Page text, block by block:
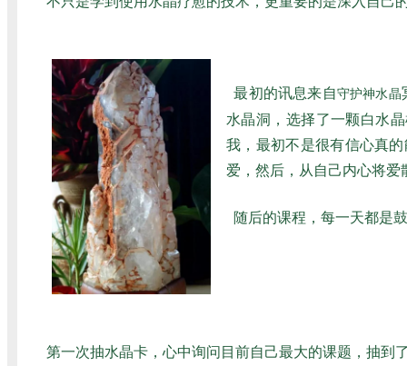
最初的讯息来自守护神水晶
水晶洞，选择了一颗白水
我，最初不是很有信心真
爱，然后，从自己内心将
随后的课程，每一天都是
第一次抽水晶卡，心中询问目前自己最大的课题，抽